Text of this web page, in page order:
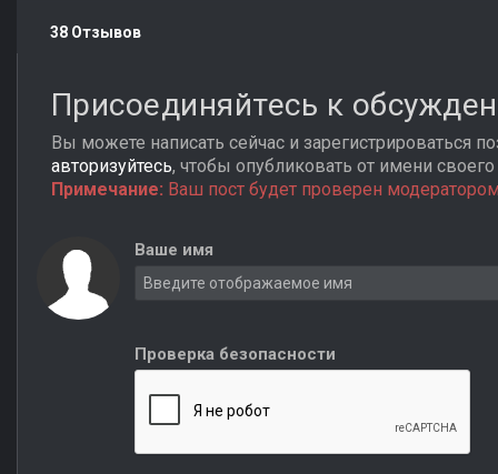
38 Отзывов
Присоединяйтесь к
Вы можете написать сейчас и зарегистрироваться
авторизуйтесь, чтобы опубликовать от имени своего
Примечание: Ваш пост будет проверен
Ваше имя
Проверка безопасности